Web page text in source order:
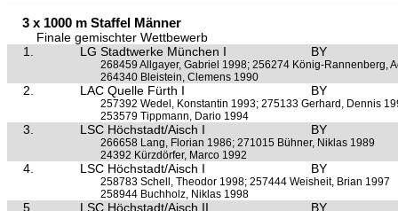
3 x 1000 m Staffel Männer
Finale gemischter Wettbewerb
1.
LG Stadtwerke München I BY
268459 Allgayer, Gabriel 1998; 256274 König-Rannenberg,
264340 Bleistein, Clemens 1990
2. LAC Quelle Fürth I BY
257392 Wedel, Konstantin 1993; 275133 Gerhard, Dennis
253579 Tippmann, Dario 1994
3. LSC Höchstadt/Aisch I BY
266658 Lang, Florian 1986; 271015 Bühner, Niklas 1989
24392 Kürzdörfer, Marco 1992
4. LSC Höchstadt/Aisch I BY
258783 Schell, Theodor 1998; 257444 Weisheit, Brian 1997
258944 Buchholz, Niklas 1998
5. LSC Höchstadt/Aisch II BY